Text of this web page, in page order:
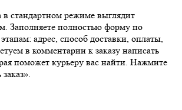
в стандартном режиме выглядит
Заполняете полностью форму по
адрес, способ доставки, оплаты,
в комментарии к заказу написать
поможет курьеру вас найти. Нажмите